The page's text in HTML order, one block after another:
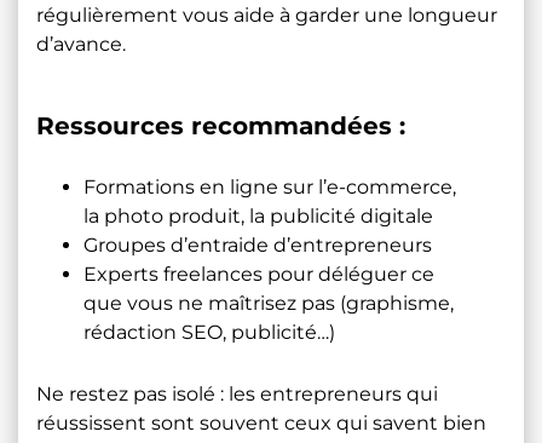
régulièrement vous aide à garder une longueur
d’avance.
Ressources recommandées :
Formations en ligne sur l’e-commerce,
la photo produit, la publicité digitale
Groupes d’entraide d’entrepreneurs
Experts freelances pour déléguer ce
que vous ne maîtrisez pas (graphisme,
rédaction SEO, publicité…)
Ne restez pas isolé : les entrepreneurs qui
réussissent sont souvent ceux qui savent bien